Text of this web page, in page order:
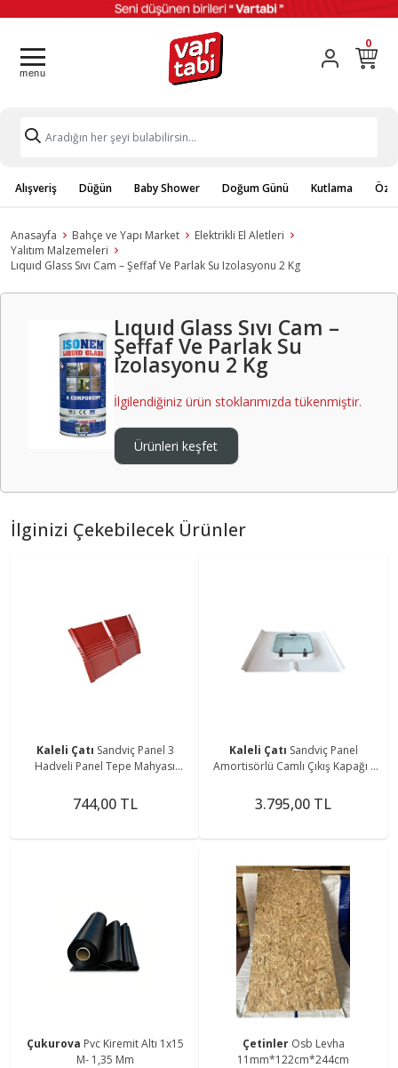
0
Alışveriş Düğün Baby Shower Doğum Günü Kutlama
Anasayfa Bahçe ve Yapı Market
Elektrikli El Aletleri
Yalıtım Malzemeleri
Lıquıd Glass Sıvı Cam – Şeffaf Ve Parlak Su Izolasyonu 2 Kg
Lıquıd Glass Sıvı Cam –
Şeffaf Ve Parlak Su
Izolasyonu 2 Kg
İlgilendiğiniz ürün stoklarımızda tükenmiştir.
Ürünleri keşfet
İlginizi Çekebilecek Ürünler
Kaleli Çatı Sandviç Panel 3
Hadveli Panel Tepe Mahyası
744,00 TL
Kaleli Çatı Sandviç Panel
Amortisörlü Camlı Çıkış Kapağı -
3.795,00 TL
Çukurova Pvc Kiremit Altı 1x15
M- 1,35 Mm
Çetinler Osb Levha
11mm*122cm*244cm